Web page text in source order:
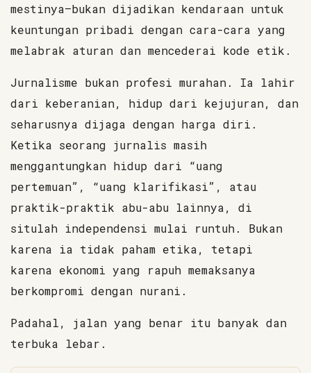
mestinya—bukan dijadikan kendaraan untuk
keuntungan pribadi dengan cara-cara yang
melabrak aturan dan mencederai kode etik.
Jurnalisme bukan profesi murahan. Ia lahir
dari keberanian, hidup dari kejujuran, dan
seharusnya dijaga dengan harga diri.
Ketika seorang jurnalis masih
menggantungkan hidup dari “uang
pertemuan”, “uang klarifikasi”, atau
praktik-praktik abu-abu lainnya, di
situlah independensi mulai runtuh. Bukan
karena ia tidak paham etika, tetapi
karena ekonomi yang rapuh memaksanya
berkompromi dengan nurani.
Padahal, jalan yang benar itu banyak dan
terbuka lebar.